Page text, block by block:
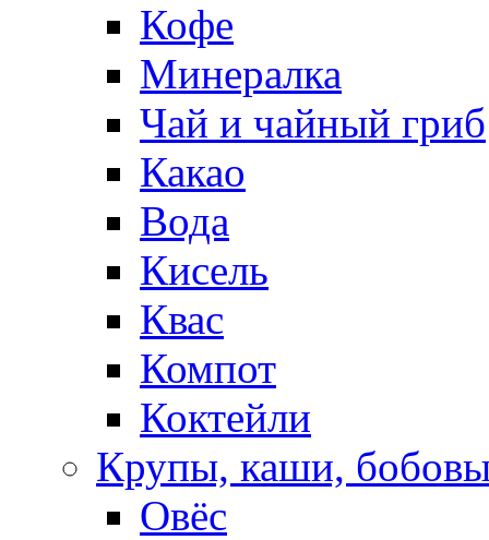
Кофе
Минералка
Чай и чайный гриб
Какао
Вода
Кисель
Квас
Компот
Коктейли
Крупы, каши,
Овёс